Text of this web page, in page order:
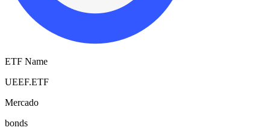
ETF Name
UEEF.ETF
Mercado
bonds